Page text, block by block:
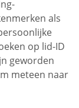
als
op lid-ID
geworden
meteen naar